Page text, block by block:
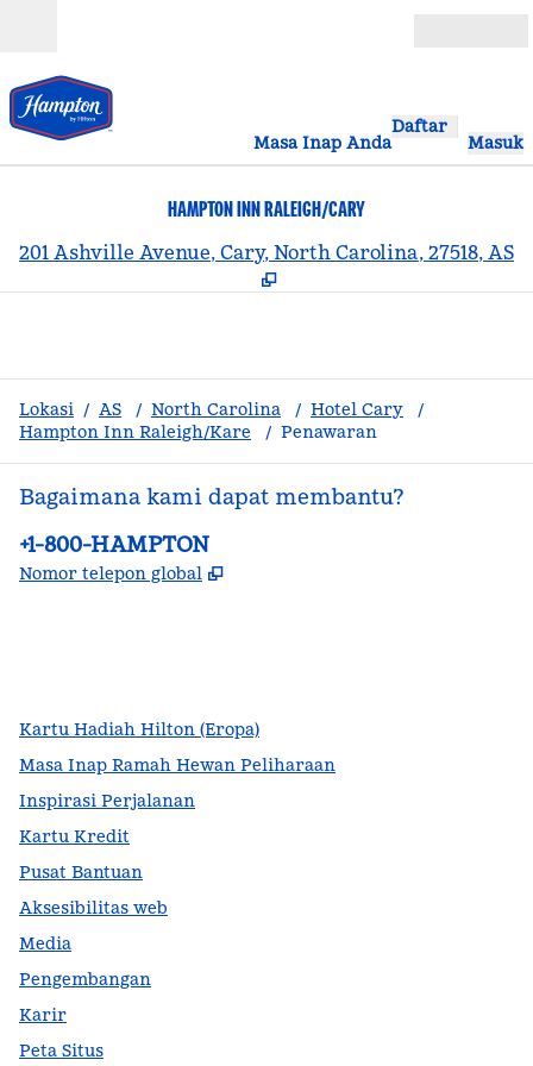
Masa Inap Anda
Daftar
Masuk
HAMPTON INN RALEIGH/CARY
201 Ashville Avenue, Cary, North Carolina, 27518, AS,
Lokasi / AS / North Carolina / Hotel Cary
/
Hampton Inn Raleigh/Kare
/ Penawaran
Bagaimana kami dapat membantu?
Telepon:
+1-800-HAMPTON
Nomor telepon global ,
Kartu Hadiah Hilton (Eropa)
Masa Inap Ramah Hewan Peliharaan
Inspirasi Perjalanan
Kartu Kredit
Pusat Bantuan
Aksesibilitas web
Media
Pengembangan
Karir
Peta Situs